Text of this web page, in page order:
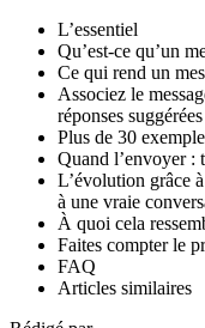
L’essentiel
Qu’est-ce qu’un
Ce qui rend un
Associez le
réponses suggérées
Plus de 30
Quand l’envoyer :
L’évolution grâce
à une vraie
À quoi cela
Faites compter le
FAQ
Articles similaires